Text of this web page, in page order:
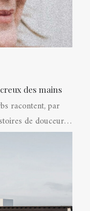
des mains
racontent, par
de douceur…